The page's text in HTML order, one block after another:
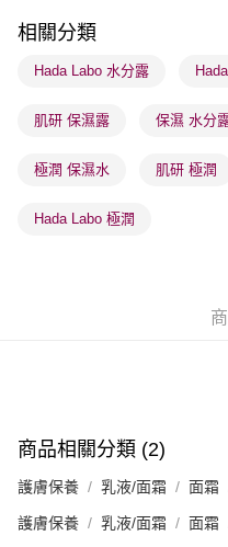
每筆HK$65.00，滿HK$300.00
順豐站及營業點 - 確認發貨後
物流公司進行物流配送
澳門地區配送 - 確認發貨後1-4
相關分類
Hada Labo 水分露
肌研 保濕露 保濕 水分
極潤 保濕水 肌研 極潤
Hada Labo 極潤
商品相關分類 (2)
護膚保養 乳液/面霜 面霜
護膚保養 乳液/面霜 面霜